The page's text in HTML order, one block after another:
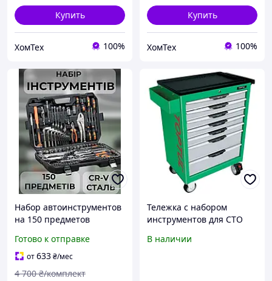
Купить
ХомТех 100%
Купить
ХомТех 100%
Набор автоинструментов
на 150 предметов
инструмента CrV сталь
Наборы инструментов
для сто в кейсе
Готово к отправке
от633₴/мес
4 700 ₴/комплект
Тележка с набором
инструментов для СТО
секций 229 ед. GCAJ0014
В наличии